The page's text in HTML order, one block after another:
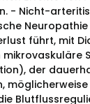
- Nicht-
Neuropathie
führt, mit
der